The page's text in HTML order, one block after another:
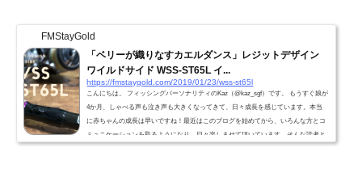
FMStayGold
「ベリーが織りなすカエルダンス」レジットデザイン
ワイルドサイド WSS-ST65L イ...
https://fmstaygold.com/2019/01/23/wss-st65l
こんにちは。 フィッシングパーソナリティのKaz（@kaz_sgf）です。 もうすぐ娘が
4か月、しゃべる声も泣き声も大きくなってきて、日々成長を感じています。本当
に赤ちゃんの成長は早いですね！最近はこのブログを始めてから、いろんな方とコ
ミュニケーションを取るようになり、日々楽しませて頂いています。そんな読者と